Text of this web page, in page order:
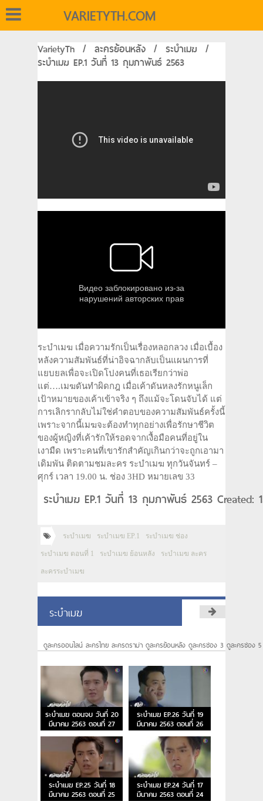
VARIETYTH.COM
VarietyTh / ละครย้อนหลัง / ระบำเมฆ /
ระบำเมฆ EP.1 วันที่ 13 กุมภาพันธ์ 2563
ระบำเมฆ เมื่อความรักเป็นเรื่องหลอกลวง เมื่อเบื้อง
หลังความสัมพันธ์ที่น่าอิจฉากลับเป็นแผนการที่
แยบยลเพื่อจะเปิดโปงคนที่เธอเรียกว่าพ่อ
แต่….เมฆดันทำผิดกฎ เมื่อเค้าดันหลงรักหนูเล็ก
เป้าหมายของเค้าเข้าจริง ๆ ถึงแม้จะโดนจับได้ แต่
การเลิกรากลับไม่ใช่คำตอบของความสัมพันธ์ครั้งนี้
เพราะจากนี้เมฆจะต้องทำทุกอย่างเพื่อรักษาชีวิต
ของผู้หญิงที่เค้ารักให้รอดจากเงื้อมือคนที่อยู่ใน
เงามืด เพราะคนที่เขารักสำคัญเกินกว่าจะถูกเอามา
เดิมพัน ติดตามชมละคร ระบำเมฆ ทุกวันจันทร์ –
ศุกร์ เวลา 19.00 น. ช่อง 3HD หมายเลข 33
ระบำเมฆ EP.1 วันที่ 13 กุมภาพันธ์ 2563 Created:
ระบำเมฆ ระบำเมฆ EP.1 ระบำเมฆ ช่อง
ระบำเมฆ ตอนที่ 1 ระบำเมฆ ย้อนหลัง ระบำเมฆ ละคร
ละครระบำเมฆ
ระบำเมฆ
ดูละครออนไลน์ ละครไทย ละครดราม่า ดูละครย้อนหลัง ดูละครช่อง 3 ดูละครช่อง
ระบำเมฆ ตอนจบ วันที่ 20
มีนาคม 2563 ตอนที่ 27
ระบำเมฆ EP.26 วันที่ 19
มีนาคม 2563 ตอนที่ 26
ระบำเมฆ EP.25 วันที่ 18
มีนาคม 2563 ตอนที่ 25
ระบำเมฆ EP.24 วันที่ 17
มีนาคม 2563 ตอนที่ 24